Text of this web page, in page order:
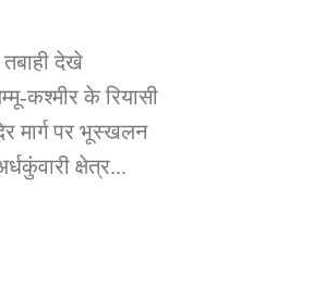
देखे
कश्मीर के रियासी
मार्ग पर भूस्खलन
क्षेत्र...